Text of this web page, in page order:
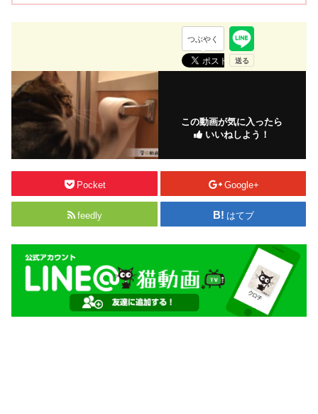
つぶやく
この動画が気に入ったら
いいねしよう！
Pocket Google+
feedly はてブ